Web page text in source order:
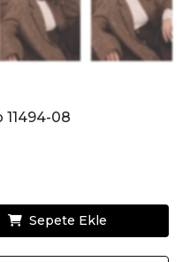
11494-08
Sepete Ekle